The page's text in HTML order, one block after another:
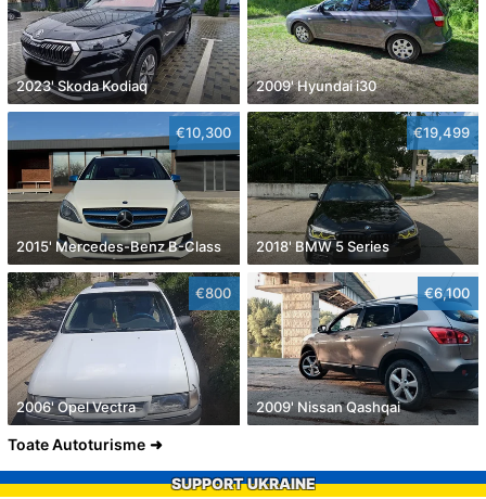
2023' Skoda Kodiaq 2009' Hyundai i30
€10,300
2015' Mercedes-Benz B-Class
€19,499
2018' BMW 5 Series
€800
2006' Opel Vectra
€6,100
2009' Nissan Qashqai
Toate Autoturisme
SUPPORT UKRAINE